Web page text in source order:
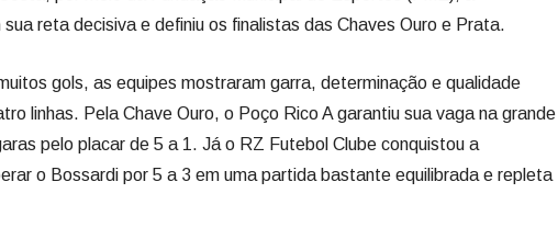
reta decisiva e definiu os finalistas das Chaves Ouro e Prata.
gols, as equipes mostraram garra, determinação e qualidade
linhas. Pela Chave Ouro, o Poço Rico A garantiu sua vaga na grande
pelo placar de 5 a 1. Já o RZ Futebol Clube conquistou a
o Bossardi por 5 a 3 em uma partida bastante equilibrada e repleta